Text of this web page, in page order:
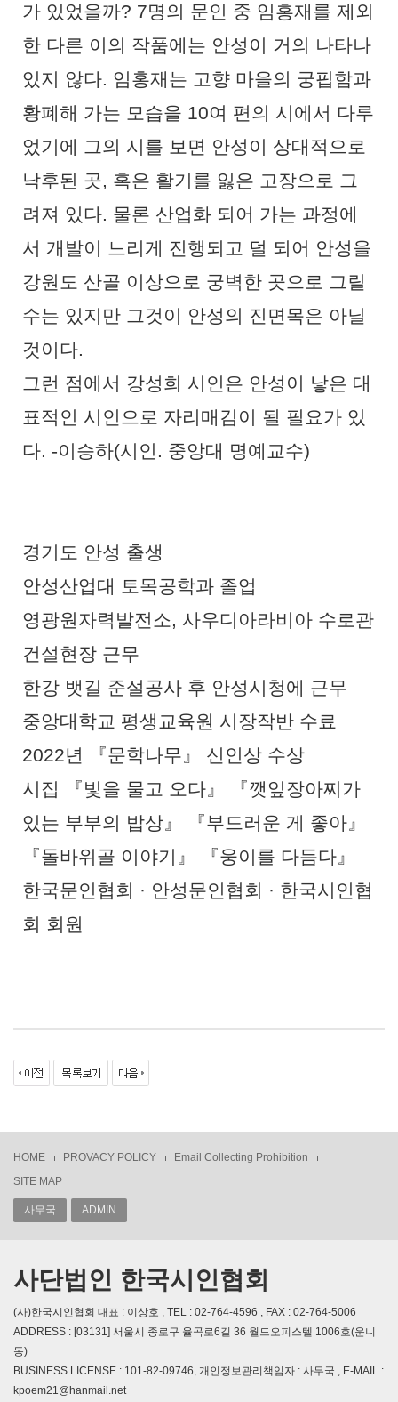
가 있었을까? 7명의 문인 중 임홍재를 제외
한 다른 이의 작품에는 안성이 거의 나타나
있지 않다. 임홍재는 고향 마을의 궁핍함과
황폐해 가는 모습을 10여 편의 시에서 다루
었기에 그의 시를 보면 안성이 상대적으로
낙후된 곳, 혹은 활기를 잃은 고장으로 그
려져 있다. 물론 산업화 되어 가는 과정에
서 개발이 느리게 진행되고 덜 되어 안성을
강원도 산골 이상으로 궁벽한 곳으로 그릴
수는 있지만 그것이 안성의 진면목은 아닐
것이다.
그런 점에서 강성희 시인은 안성이 낳은 대
표적인 시인으로 자리매김이 될 필요가 있
다. -이승하(시인 . 중앙대 명예교수)
경기도 안성 출생
안성산업대 토목공학과 졸업
영광원자력발전소, 사우디아라비아 수로관
건설현장 근무
한강 뱃길 준설공사 후 안성시청에 근무
중앙대학교 평생교육원 시장작반 수료
2022년 『문학나무』 신인상 수상
시집
『빛을 물고 오다』 『깻잎장아찌가
있는 부부의 밥상』 『부드러운 게 좋아』
『돌바위골 이야기 』 『웅이를 다듬다』
한국문인협회 · 안성문인협회 · 한국시인협
회 회원
HOME PROVACY POLICY
Email Collecting Prohibition
SITE MAP
사무국 ADMIN
사단법인 한국시인협회
(사)한국시인협회 대표 : 이상호 , TEL : 02-764-4596 , FAX : 02-764-5006
ADDRESS : [03131] 서울시 종로구 율곡로6길 36 월드오피스텔 1006호(운니
동)
BUSINESS LICENSE : 101-82-09746, 개인정보관리책임자 : 사무국 , E-MAIL :
kpoem21@hanmail.net